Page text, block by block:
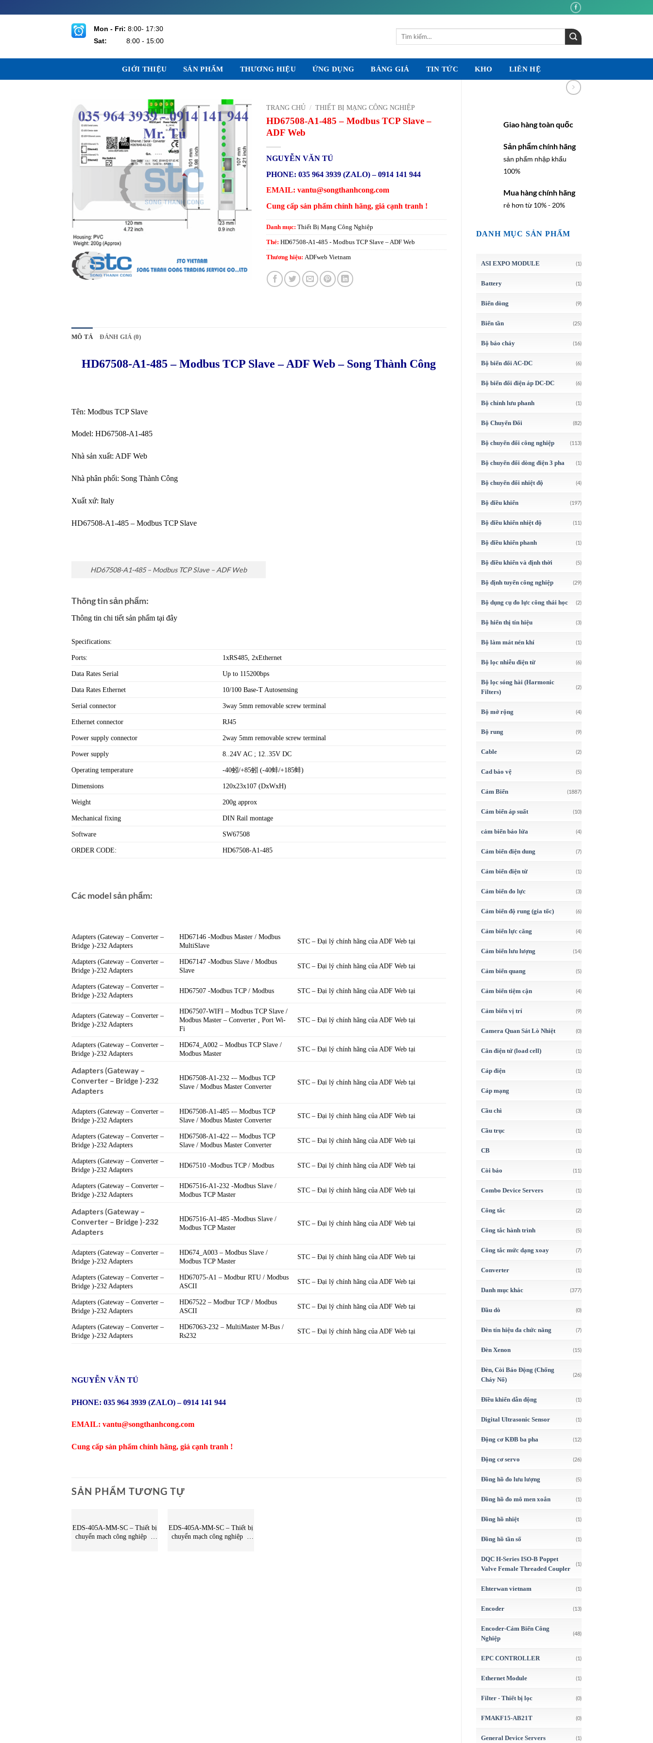
qua
Mon - Fri: 8:00- 17:30
Sat:
8:00 - 15:00
Tìm
GIỚI THIỆU SẢN PHẨM THƯƠNG HIỆU ỨNG DỤNG BẢNG GIÁ TIN TỨC KHO LIÊN HỆ
Giao hàng toàn quốc
Sản phẩm chính hãng
sản phẩm nhập khẩu
100%
Mua hàng chính hãng
rẻ hơn từ 10% - 20%
DANH MỤC SẢN PHẨM
ASI EXPO MODULE (1)
Battery (1)
Biến dòng (9)
Biến tần (25)
Bộ báo cháy (16)
Bộ biến đổi AC-DC (6)
Bộ biến đổi điện áp DC-DC (6)
Bộ chỉnh lưu phanh (1)
Bộ Chuyển Đổi (82)
Bộ chuyển đổi công nghiệp (113)
Bộ chuyển đổi dòng điện 3 pha (1)
Bộ chuyển đổi nhiệt độ (4)
Bộ điều khiển (197)
Bộ điều khiển nhiệt độ (11)
Bộ điều khiển phanh (1)
Bộ điều khiển và định thời (5)
Bộ định tuyến công nghiệp (29)
Bộ dụng cụ đo lực công thái học (2)
Bộ hiển thị tín hiệu (3)
Bộ làm mát nén khí (1)
Bộ lọc nhiễu điện từ (6)
Bộ lọc sóng hài (Harmonic
Filters)
(2)
Bộ mở rộng (4)
Bộ rung (9)
Cable (2)
Cad bảo vệ (5)
Cảm Biến (1887)
Cảm biến áp suất (10)
cảm biến báo lửa (4)
Cảm biến điện dung (7)
Cảm biến điện từ (1)
Cảm biến đo lực (3)
Cảm biến độ rung (gia tốc) (6)
Cảm biến lực căng (4)
Cảm biến lưu lượng (14)
Cảm biến quang (5)
Cảm biến tiệm cận (4)
Cảm biến vị trí (9)
Camera Quan Sát Lò Nhiệt (0)
Cân điện tử (load cell) (1)
Cáp điện (1)
Cáp mạng (1)
Cầu chì (3)
Cầu trục (1)
CB (1)
Còi báo (11)
Combo Device Servers (1)
Công tắc (2)
Công tắc hành trình (5)
Công tắc mức dạng xoay (7)
Converter (1)
Danh mục khác (377)
Đầu dò (0)
Đèn tín hiệu đa chức năng (7)
Đèn Xenon (15)
Đèn, Còi Báo Động (Chống
Cháy Nổ)
(26)
Điều khiển dẫn động (1)
Digital Ultrasonic Sensor (1)
Động cơ KĐB ba pha (12)
Động cơ servo (26)
Đồng hồ đo lưu lượng (5)
Đồng hồ đo mô men xoắn (1)
Đồng hồ nhiệt (1)
Đồng hồ tần số (1)
DQC H-Series ISO-B Poppet
Valve Female Threaded Coupler
(1)
Ehterwan vietnam (1)
Encoder (13)
Encoder-Cảm Biến Công
Nghiệp
(48)
EPC CONTROLLER (1)
Ethernet Module (1)
Filter - Thiết bị lọc (0)
FMAKF15-AB21T (0)
General Device Servers (1)
TRANG CHỦ / THIẾT BỊ MẠNG CÔNG NGHIỆP
HD67508-A1-485 – Modbus TCP Slave –
ADF Web
NGUYỄN VĂN TÚ
PHONE: 035 964 3939 (ZALO) – 0914 141 944
EMAIL: vantu@songthanhcong.com
Cung cấp sản phẩm chính hãng, giá cạnh tranh !
Danh mục: Thiết Bị Mạng Công Nghiệp
Thẻ: HD67508-A1-485 - Modbus TCP Slave – ADF Web
Thương hiệu: ADFweb Vietnam
MÔ TẢ ĐÁNH GIÁ (0)
HD67508-A1-485 – Modbus TCP Slave – ADF Web – Song Thành Công
Tên: Modbus TCP Slave
Model: HD67508-A1-485
Nhà sản xuất: ADF Web
Nhà phân phối: Song Thành Công
Xuất xứ: Italy
HD67508-A1-485 – Modbus TCP Slave
HD67508-A1-485 – Modbus TCP Slave – ADF Web
Thông tin sản phẩm:
Thông tin chi tiết sản phẩm tại đây
Specifications:
Ports: 1xRS485, 2xEthernet
Data Rates Serial Up to 115200bps
Data Rates Ethernet 10/100 Base-T Autosensing
Serial connector 3way 5mm removable screw terminal
Ethernet connector RJ45
Power supply connector 2way 5mm removable screw terminal
Power supply 8..24V AC ; 12..35V DC
Operating temperature -40蚓/+85蚓 (-40蚌/+185蚌)
Dimensions 120x23x107 (DxWxH)
Weight 200g approx
Mechanical fixing DIN Rail montage
Software SW67508
ORDER CODE: HD67508-A1-485
Các model sản phẩm:
Adapters (Gateway – Converter –
Bridge )-232 Adapters
HD67146 -Modbus Master / Modbus
MultiSlave
STC – Đại lý chính hãng của ADF Web tại
Adapters (Gateway – Converter –
Bridge )-232 Adapters
HD67147 -Modbus Slave / Modbus
Slave
STC – Đại lý chính hãng của ADF Web tại
Adapters (Gateway – Converter –
Bridge )-232 Adapters
HD67507 -Modbus TCP / Modbus STC – Đại lý chính hãng của ADF Web tại
Adapters (Gateway – Converter –
Bridge )-232 Adapters
HD67507-WIFI – Modbus TCP Slave /
Modbus Master – Converter , Port Wi-
Fi
STC – Đại lý chính hãng của ADF Web tại
Adapters (Gateway – Converter –
Bridge )-232 Adapters
HD674_A002 – Modbus TCP Slave /
Modbus Master
STC – Đại lý chính hãng của ADF Web tại
Adapters (Gateway –
Converter – Bridge )-232
Adapters
HD67508-A1-232 -– Modbus TCP
Slave / Modbus Master Converter
STC – Đại lý chính hãng của ADF Web tại
Adapters (Gateway – Converter –
Bridge )-232 Adapters
HD67508-A1-485 -– Modbus TCP
Slave / Modbus Master Converter
STC – Đại lý chính hãng của ADF Web tại
Adapters (Gateway – Converter –
Bridge )-232 Adapters
HD67508-A1-422 -– Modbus TCP
Slave / Modbus Master Converter
STC – Đại lý chính hãng của ADF Web tại
Adapters (Gateway – Converter –
Bridge )-232 Adapters
HD67510 -Modbus TCP / Modbus STC – Đại lý chính hãng của ADF Web tại
Adapters (Gateway – Converter –
Bridge )-232 Adapters
HD67516-A1-232 -Modbus Slave /
Modbus TCP Master
STC – Đại lý chính hãng của ADF Web tại
Adapters (Gateway –
Converter – Bridge )-232
Adapters
HD67516-A1-485 -Modbus Slave /
Modbus TCP Master
STC – Đại lý chính hãng của ADF Web tại
Adapters (Gateway – Converter –
Bridge )-232 Adapters
HD674_A003 – Modbus Slave /
Modbus TCP Master
STC – Đại lý chính hãng của ADF Web tại
Adapters (Gateway – Converter –
Bridge )-232 Adapters
HD67075-A1 – Modbur RTU / Modbus
ASCII
STC – Đại lý chính hãng của ADF Web tại
Adapters (Gateway – Converter –
Bridge )-232 Adapters
HD67522 – Modbur TCP / Modbus
ASCII
STC – Đại lý chính hãng của ADF Web tại
Adapters (Gateway – Converter –
Bridge )-232 Adapters
HD67063-232 – MultiMaster M-Bus /
Rs232
STC – Đại lý chính hãng của ADF Web tại
NGUYỄN VĂN TÚ
PHONE: 035 964 3939 (ZALO) – 0914 141 944
EMAIL: vantu@songthanhcong.com
Cung cấp sản phẩm chính hãng, giá cạnh tranh !
SẢN PHẨM TƯƠNG TỰ
EDS-405A-MM-SC – Thiết bị
chuyển mạch công nghiệp –
EDS-405A-MM-SC – Thiết bị
chuyển mạch công nghiệp –